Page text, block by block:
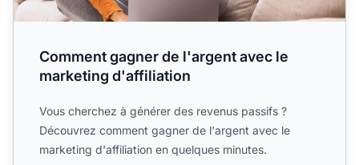
Comment gagner de l'argent avec le
marketing d'affiliation
Vous cherchez à générer des revenus passifs ?
Découvrez comment gagner de l'argent avec le
marketing d'affiliation en quelques minutes.